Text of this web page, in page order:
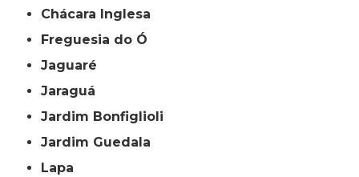
Chácara Inglesa
Freguesia do Ó
Jaguaré
Jaraguá
Jardim Bonfiglioli
Jardim Guedala
Lapa